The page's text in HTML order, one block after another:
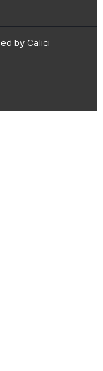
by Calici